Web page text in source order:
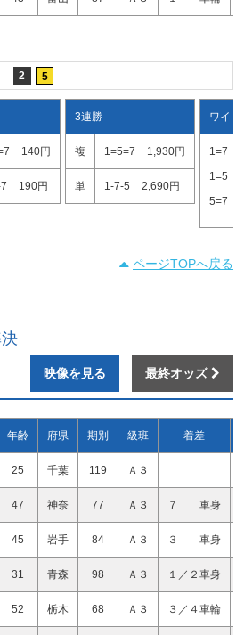
2 5
140円
190円
3連勝
複 1=5=7 1,930円
単 1-7-5 2,690円
ワイド
1=7
1=5
5=7
ページTOPへ戻る
映像を見る 最終オッズ
年齢 府県 期別 級班 着差
25 千葉 119 Ａ３
47 神奈 77 Ａ３ ７ 車身
45 岩手 84 Ａ３ ３ 車身
31 青森 98 Ａ３ １／２車身
52 栃木 68 Ａ３ ３／４車輪